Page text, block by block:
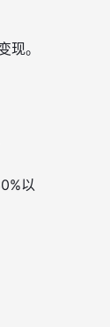
。
以